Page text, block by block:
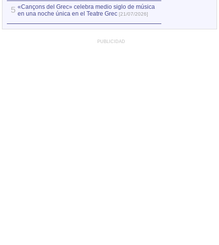
5 «Cançons del Grec» celebra medio siglo de música
en una noche única en el Teatre Grec [21/07/2026]
PUBLICIDAD